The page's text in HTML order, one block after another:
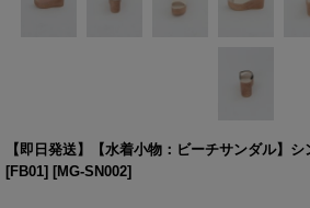
【即日発送】【水着小物：ビーチサンダル】
[FB01] [MG-SN002]